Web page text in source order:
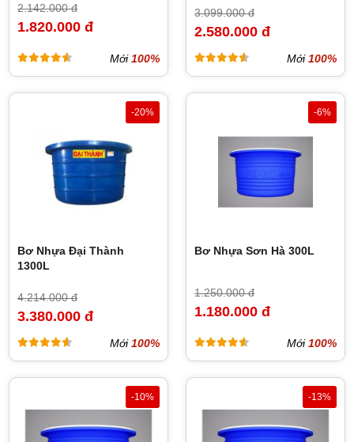
2.142.000 đ
1.820.000 đ
Mới100%
3.099.000 đ
2.580.000 đ
Mới100%
-20%
Bơ Nhựa Đại Thành
1300L
4.214.000 đ
3.380.000 đ
Mới100%
-6%
Bơ Nhựa Sơn Hà 300L
1.250.000 đ
1.180.000 đ
Mới100%
-10% -13%